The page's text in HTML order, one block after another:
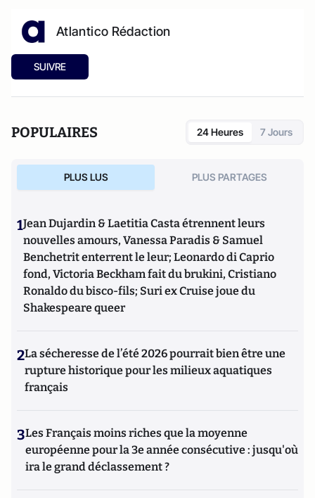
Atlantico Rédaction
SUIVRE
POPULAIRES 24 Heures 7 Jours
PLUS LUS PLUS PARTAGES
1Jean Dujardin & Laetitia Casta étrennent leurs
nouvelles amours, Vanessa Paradis & Samuel
Benchetrit enterrent le leur; Leonardo di Caprio
fond, Victoria Beckham fait du brukini, Cristiano
Ronaldo du bisco-fils; Suri ex Cruise joue du
Shakespeare queer
2La sécheresse de l’été 2026 pourrait bien être une
rupture historique pour les milieux aquatiques
français
3Les Français moins riches que la moyenne
européenne pour la 3e année consécutive : jusqu'où
ira le grand déclassement ?